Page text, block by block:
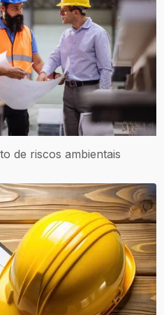
de riscos ambientais